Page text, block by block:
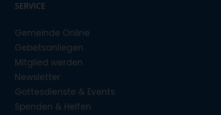
SERVICE
Gemeinde Online
Gebetsanliegen
Mitglied werden
Newsletter
Gottesdienste & Events
Spenden & Helfen